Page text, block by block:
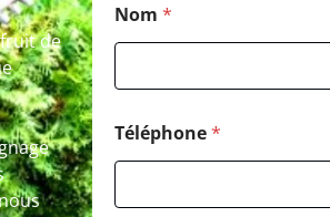
de
Nom *
Téléphone*